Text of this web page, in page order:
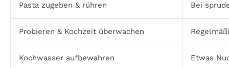
Pasta zugeben & rühren Bei
Probieren & Kochzeit überwachen
Kochwasser aufbewahren Etwas